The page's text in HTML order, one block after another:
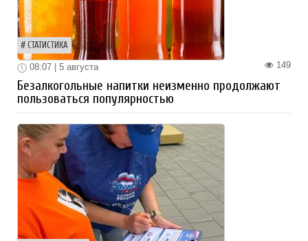
СТАТИСТИКА
149
08:07 | 5 августа
Безалкогольные напитки неизменно продолжают
пользоваться популярностью